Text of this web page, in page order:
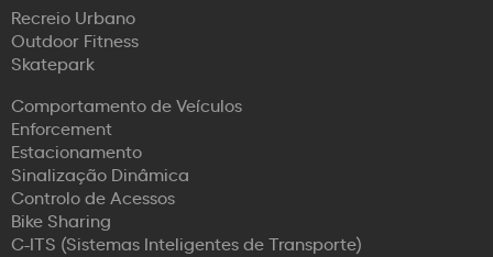
Recreio Urbano
Outdoor Fitness
Skatepark
Comportamento de Veículos
Enforcement
Estacionamento
Sinalização Dinâmica
Controlo de Acessos
Bike Sharing
C-ITS (Sistemas Inteligentes de Transporte)